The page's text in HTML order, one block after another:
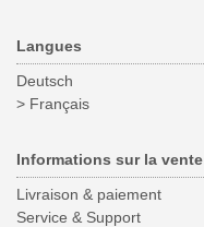
Langues
Deutsch
> Français
Informations sur la vente
Livraison & paiement
Service & Support